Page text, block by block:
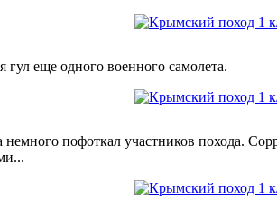
гул еще одного военного самолета.
пофоткал участников похода.